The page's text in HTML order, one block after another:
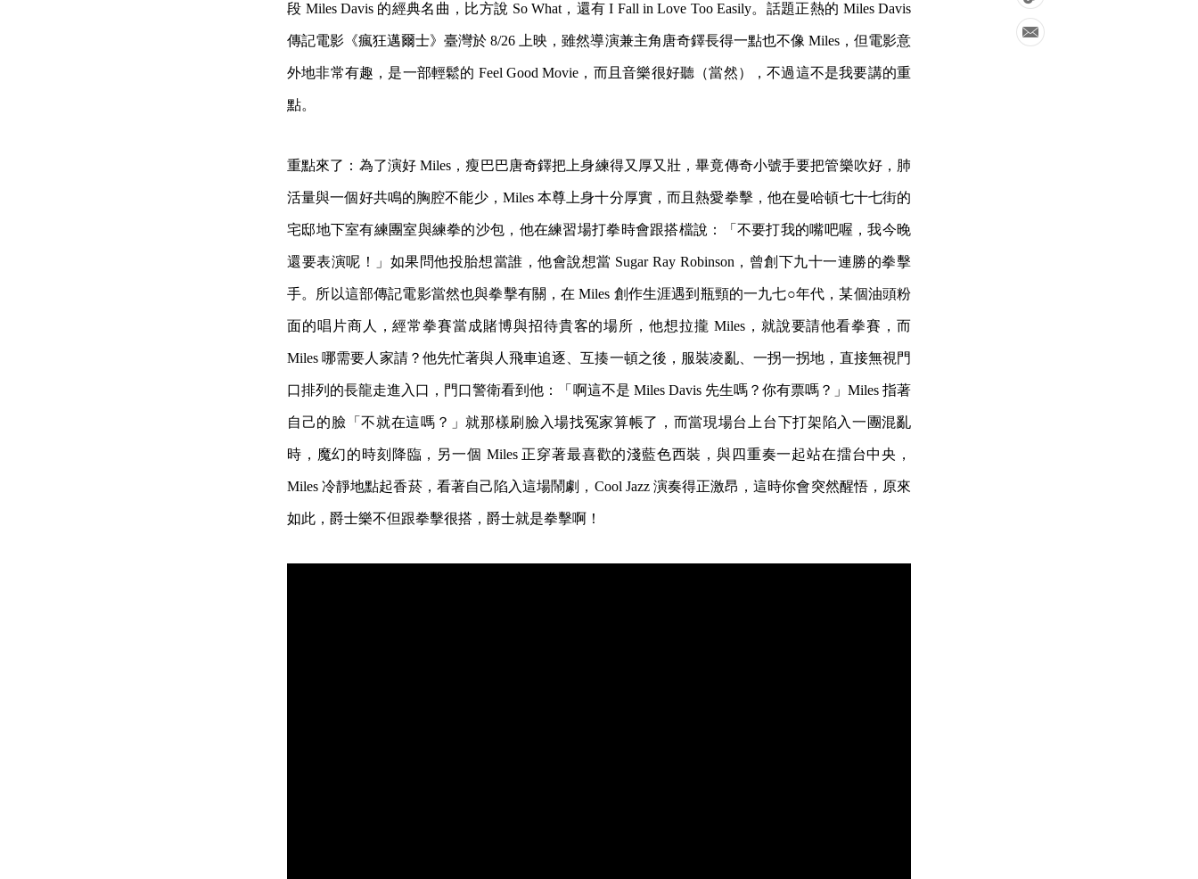
段 Miles Davis 的經典名曲，比方說 So What，還有 I Fall in Love Too Easily。話題正熱的 Miles Davis
傳記電影《瘋狂邁爾士》臺灣於 8/26 上映，雖然導演兼主角唐奇鐸長得一點也不像 Miles，但電影意
外地非常有趣，是一部輕鬆的 Feel Good Movie，而且音樂很好聽（當然），不過這不是我要講的重
點。
重點來了：為了演好 Miles，瘦巴巴唐奇鐸把上身練得又厚又壯，畢竟傳奇小號手要把管樂吹好，肺
活量與一個好共鳴的胸腔不能少，Miles 本尊上身十分厚實，而且熱愛拳擊，他在曼哈頓七十七街的
宅邸地下室有練團室與練拳的沙包，他在練習場打拳時會跟搭檔說：「不要打我的嘴吧喔，我今晚
還要表演呢！」如果問他投胎想當誰，他會說想當 Sugar Ray Robinson，曾創下九十一連勝的拳擊
手。所以這部傳記電影當然也與拳擊有關，在 Miles 創作生涯遇到瓶頸的一九七○年代，某個油頭粉
面的唱片商人，經常拳賽當成賭博與招待貴客的場所，他想拉攏 Miles，就說要請他看拳賽，而
Miles 哪需要人家請？他先忙著與人飛車追逐、互揍一頓之後，服裝凌亂、一拐一拐地，直接無視門
口排列的長龍走進入口，門口警衛看到他：「啊這不是 Miles Davis 先生嗎？你有票嗎？」Miles 指著
自己的臉「不就在這嗎？」就那樣刷臉入場找冤家算帳了，而當現場台上台下打架陷入一團混亂
時，魔幻的時刻降臨，另一個 Miles 正穿著最喜歡的淺藍色西裝，與四重奏一起站在擂台中央，
Miles 冷靜地點起香菸，看著自己陷入這場鬧劇，Cool Jazz 演奏得正激昂，這時你會突然醒悟，原來
如此，爵士樂不但跟拳擊很搭，爵士就是拳擊啊！